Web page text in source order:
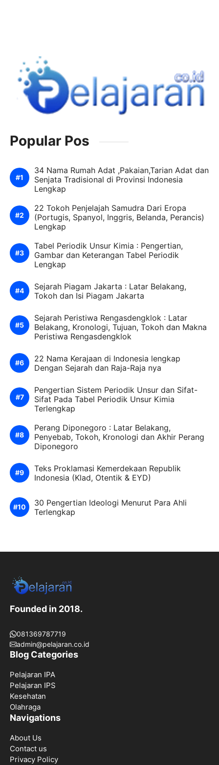
Popular Pos
34 Nama Rumah Adat ,Pakaian,Tarian Adat dan
Senjata Tradisional di Provinsi Indonesia
Lengkap
22 Tokoh Penjelajah Samudra Dari Eropa
(Portugis, Spanyol, Inggris, Belanda, Perancis)
Lengkap
Tabel Periodik Unsur Kimia : Pengertian,
Gambar dan Keterangan Tabel Periodik
Lengkap
Sejarah Piagam Jakarta : Latar Belakang,
Tokoh dan Isi Piagam Jakarta
Sejarah Peristiwa Rengasdengklok : Latar
Belakang, Kronologi, Tujuan, Tokoh dan Makna
Peristiwa Rengasdengklok
22 Nama Kerajaan di Indonesia lengkap
Dengan Sejarah dan Raja-Raja nya
Pengertian Sistem Periodik Unsur dan Sifat-
Sifat Pada Tabel Periodik Unsur Kimia
Terlengkap
Perang Diponegoro : Latar Belakang,
Penyebab, Tokoh, Kronologi dan Akhir Perang
Diponegoro
Teks Proklamasi Kemerdekaan Republik
Indonesia (Klad, Otentik & EYD)
30 Pengertian Ideologi Menurut Para Ahli
Terlengkap
Founded in 2018.
081369787719
admin@pelajaran.co.id
Blog Categories
Pelajaran IPA
Pelajaran IPS
Kesehatan
Olahraga
Navigations
About Us
Contact us
Privacy Policy